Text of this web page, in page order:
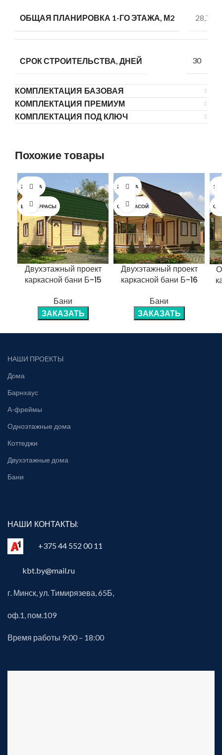
ОБЩАЯ ПЛАНИРОВКА 1-ГО ЭТАЖА, М2 28,73
СРОК СТРОИТЕЛЬСТВА, ДНЕЙ 30
КОМПЛЕКТАЦИЯ БАЗОВАЯ
КОМПЛЕКТАЦИЯ ПРЕМИУМ
КОМПЛЕКТАЦИЯ ПОД КЛЮЧ
Похожие товары
2 ЭТАЖА
БЕЗ ТЕРРАСЫ
Двухэтажный проект
каркасной бани Б-15
Бани
ЗАКАЗАТЬ
2 ЭТАЖА
С ТЕРРАСОЙ
Двухэтажный проект
каркасной бани Б-16
Бани
ЗАКАЗАТЬ
1
С
НАШИ ПРОЕКТЫ
Дома
Барнхаус
А-фреймы
Одноэтажные дома
Коттеджи
Двухэтажные дома
Бани
НАШИ КОНТАКТЫ:
+375 44 552 00 11
kbt.by@mail.ru
г. Минск, ул. Тимирязева, 65Б,
оф.1, пом.109
Время работы 9:00 – 18:00